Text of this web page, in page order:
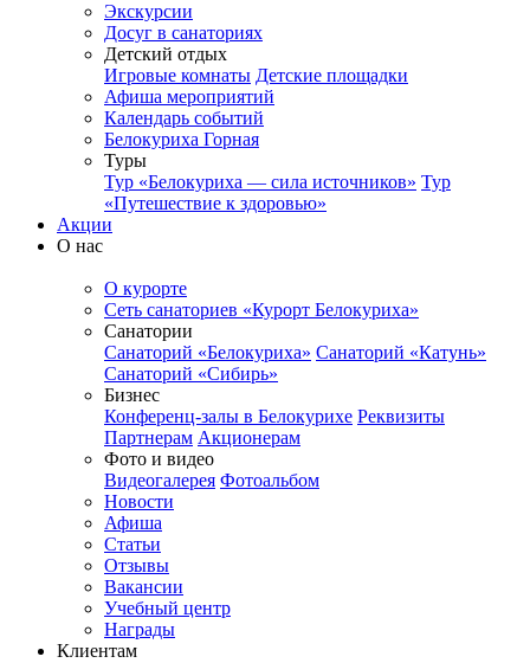
Экскурсии
Досуг в санаториях
Детский отдых
Игровые комнаты Детские площадки
Афиша мероприятий
Календарь событий
Белокуриха Горная
Туры
Тур «Белокуриха — сила источников» Тур
«Путешествие к здоровью»
Акции
О нас
О курорте
Сеть санаториев «Курорт Белокуриха»
Санатории
Санаторий «Белокуриха» Санаторий «Катунь»
Санаторий «Сибирь»
Бизнес
Конференц-залы в Белокурихе Реквизиты
Партнерам Акционерам
Фото и видео
Видеогалерея Фотоальбом
Новости
Афиша
Статьи
Отзывы
Вакансии
Учебный центр
Награды
Клиентам